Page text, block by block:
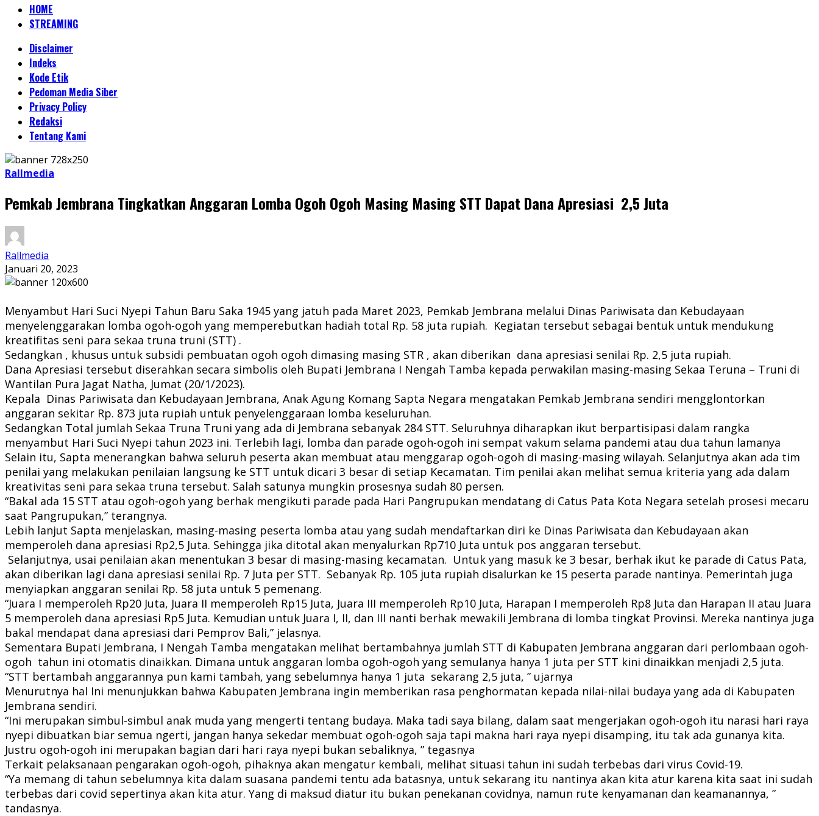
HOME
STREAMING
Disclaimer
Indeks
Kode Etik
Pedoman Media Siber
Privacy Policy
Redaksi
Tentang Kami
Rallmedia
Pemkab Jembrana Tingkatkan Anggaran Lomba Ogoh Ogoh Masing Masing STT Dapat Dana Apresiasi 2,5 Juta
Rallmedia
Januari 20, 2023
Menyambut Hari Suci Nyepi Tahun Baru Saka 1945 yang jatuh pada Maret 2023, Pemkab Jembrana melalui Dinas Pariwisata dan Kebudayaan
menyelenggarakan lomba ogoh-ogoh yang memperebutkan hadiah total Rp. 58 juta rupiah. Kegiatan tersebut sebagai bentuk untuk mendukung
kreatifitas seni para sekaa truna truni (STT) .
Sedangkan , khusus untuk subsidi pembuatan ogoh ogoh dimasing masing STR , akan diberikan dana apresiasi senilai Rp. 2,5 juta rupiah.
Dana Apresiasi tersebut diserahkan secara simbolis oleh Bupati Jembrana I Nengah Tamba kepada perwakilan masing-masing Sekaa Teruna – Truni di
Wantilan Pura Jagat Natha, Jumat (20/1/2023).
Kepala Dinas Pariwisata dan Kebudayaan Jembrana, Anak Agung Komang Sapta Negara mengatakan Pemkab Jembrana sendiri mengglontorkan
anggaran sekitar Rp. 873 juta rupiah untuk penyelenggaraan lomba keseluruhan.
Sedangkan Total jumlah Sekaa Truna Truni yang ada di Jembrana sebanyak 284 STT. Seluruhnya diharapkan ikut berpartisipasi dalam rangka
menyambut Hari Suci Nyepi tahun 2023 ini. Terlebih lagi, lomba dan parade ogoh-ogoh ini sempat vakum selama pandemi atau dua tahun lamanya
Selain itu, Sapta menerangkan bahwa seluruh peserta akan membuat atau menggarap ogoh-ogoh di masing-masing wilayah. Selanjutnya akan ada tim
penilai yang melakukan penilaian langsung ke STT untuk dicari 3 besar di setiap Kecamatan. Tim penilai akan melihat semua kriteria yang ada dalam
kreativitas seni para sekaa truna tersebut. Salah satunya mungkin prosesnya sudah 80 persen.
“Bakal ada 15 STT atau ogoh-ogoh yang berhak mengikuti parade pada Hari Pangrupukan mendatang di Catus Pata Kota Negara setelah prosesi mecaru
saat Pangrupukan,” terangnya.
Lebih lanjut Sapta menjelaskan, masing-masing peserta lomba atau yang sudah mendaftarkan diri ke Dinas Pariwisata dan Kebudayaan akan
memperoleh dana apresiasi Rp2,5 Juta. Sehingga jika ditotal akan menyalurkan Rp710 Juta untuk pos anggaran tersebut.
Selanjutnya, usai penilaian akan menentukan 3 besar di masing-masing kecamatan. Untuk yang masuk ke 3 besar, berhak ikut ke parade di Catus Pata,
akan diberikan lagi dana apresiasi senilai Rp. 7 Juta per STT. Sebanyak Rp. 105 juta rupiah disalurkan ke 15 peserta parade nantinya. Pemerintah juga
menyiapkan anggaran senilai Rp. 58 juta untuk 5 pemenang.
“Juara I memperoleh Rp20 Juta, Juara II memperoleh Rp15 Juta, Juara III memperoleh Rp10 Juta, Harapan I memperoleh Rp8 Juta dan Harapan II atau Juara
5 memperoleh dana apresiasi Rp5 Juta. Kemudian untuk Juara I, II, dan III nanti berhak mewakili Jembrana di lomba tingkat Provinsi. Mereka nantinya juga
bakal mendapat dana apresiasi dari Pemprov Bali,” jelasnya.
Sementara Bupati Jembrana, I Nengah Tamba mengatakan melihat bertambahnya jumlah STT di Kabupaten Jembrana anggaran dari perlombaan ogoh-
ogoh tahun ini otomatis dinaikkan. Dimana untuk anggaran lomba ogoh-ogoh yang semulanya hanya 1 juta per STT kini dinaikkan menjadi 2,5 juta.
“STT bertambah anggarannya pun kami tambah, yang sebelumnya hanya 1 juta sekarang 2,5 juta, ” ujarnya
Menurutnya hal Ini menunjukkan bahwa Kabupaten Jembrana ingin memberikan rasa penghormatan kepada nilai-nilai budaya yang ada di Kabupaten
Jembrana sendiri.
“Ini merupakan simbul-simbul anak muda yang mengerti tentang budaya. Maka tadi saya bilang, dalam saat mengerjakan ogoh-ogoh itu narasi hari raya
nyepi dibuatkan biar semua ngerti, jangan hanya sekedar membuat ogoh-ogoh saja tapi makna hari raya nyepi disamping, itu tak ada gunanya kita.
Justru ogoh-ogoh ini merupakan bagian dari hari raya nyepi bukan sebaliknya, ” tegasnya
Terkait pelaksanaan pengarakan ogoh-ogoh, pihaknya akan mengatur kembali, melihat situasi tahun ini sudah terbebas dari virus Covid-19.
“Ya memang di tahun sebelumnya kita dalam suasana pandemi tentu ada batasnya, untuk sekarang itu nantinya akan kita atur karena kita saat ini sudah
terbebas dari covid sepertinya akan kita atur. Yang di maksud diatur itu bukan penekanan covidnya, namun rute kenyamanan dan keamanannya, ”
tandasnya.